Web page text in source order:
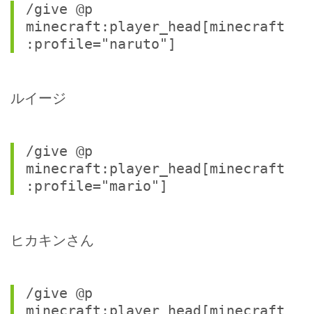
/give @p
minecraft:player_head[minecraft
:profile="naruto"]
ルイージ
/give @p
minecraft:player_head[minecraft
:profile="mario"]
ヒカキンさん
/give @p